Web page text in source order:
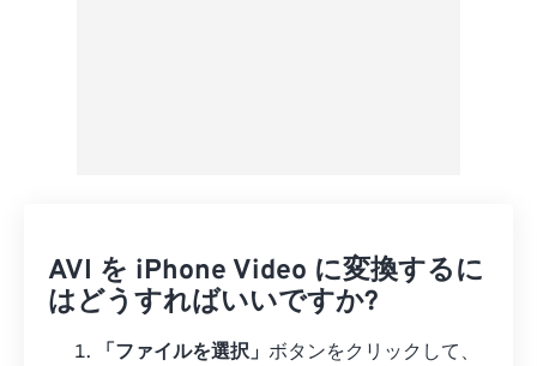
AVI を iPhone Video に変換するに
はどうすればいいですか?
「ファイルを選択」 ボタンをクリックして、